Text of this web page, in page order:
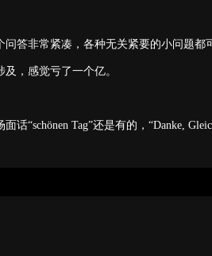
问答非常紧凑，各种无关紧要的小问题
，感觉亏了一个亿。
话“schönen Tag”还是有的，“Danke,